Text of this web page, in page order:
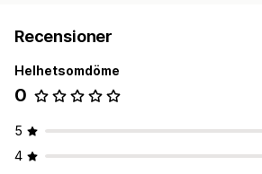
Recensioner
Helhetsomdöme
0
5
4